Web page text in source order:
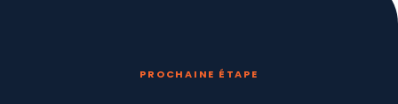
PROCHAINE ÉTAPE